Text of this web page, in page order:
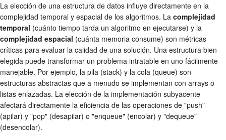
La elección de una estructura de datos influye directamente en la
complejidad temporal y espacial de los algoritmos. La complejidad
temporal (cuánto tiempo tarda un algoritmo en ejecutarse) y la
complejidad espacial (cuánta memoria consume) son métricas
críticas para evaluar la calidad de una solución. Una estructura bien
elegida puede transformar un problema intratable en uno fácilmente
manejable. Por ejemplo, la pila (stack) y la cola (queue) son
estructuras abstractas que a menudo se implementan con arrays o
listas enlazadas. La elección de la implementación subyacente
afectará directamente la eficiencia de las operaciones de "push"
(apilar) y "pop" (desapilar) o "enqueue" (encolar) y "dequeue"
(desencolar).